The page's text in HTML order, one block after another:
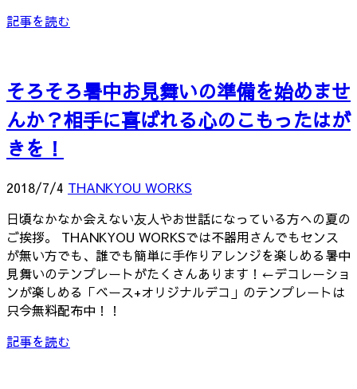
記事を読む
そろそろ暑中お見舞いの準備を始めませ
んか？相手に喜ばれる心のこもったはが
きを！
2018/7/4 THANKYOU WORKS
日頃なかなか会えない友人やお世話になっている方への夏の
ご挨拶。 THANKYOU WORKSでは不器用さんでもセンス
が無い方でも、誰でも簡単に手作りアレンジを楽しめる暑中
見舞いのテンプレートがたくさんあります！←デコレーショ
ンが楽しめる「ベース+オリジナルデコ」のテンプレートは
只今無料配布中！！
記事を読む